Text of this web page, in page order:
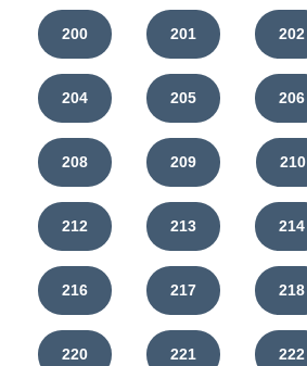
200 201 202
204 205 206
208 209 210
212 213 214
216 217 218
220 221 222